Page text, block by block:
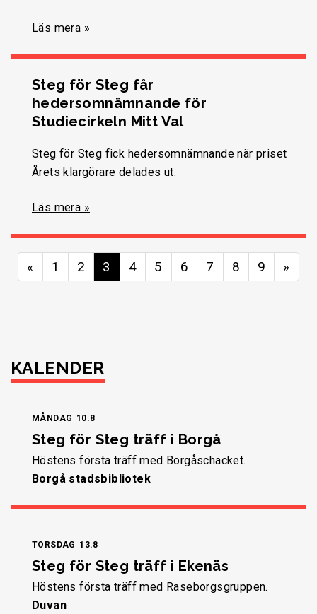
Läs mera »
Steg för Steg får
hedersomnämnande för
Studiecirkeln Mitt Val
Steg för Steg fick hedersomnämnande när priset
Årets klargörare delades ut.
Läs mera »
« 1 2 3 4 5 6 7 8 9 »
KALENDER
MÅNDAG 10.8
Steg för Steg träff i Borgå
Höstens första träff med Borgåschacket.
Borgå stadsbibliotek
TORSDAG 13.8
Steg för Steg träff i Ekenäs
Höstens första träff med Raseborgsgruppen.
Duvan